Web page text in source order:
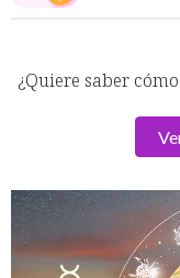
¿Quiere saber